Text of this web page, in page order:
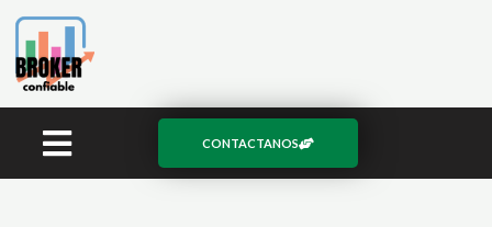
contenido
CONTACTANOS